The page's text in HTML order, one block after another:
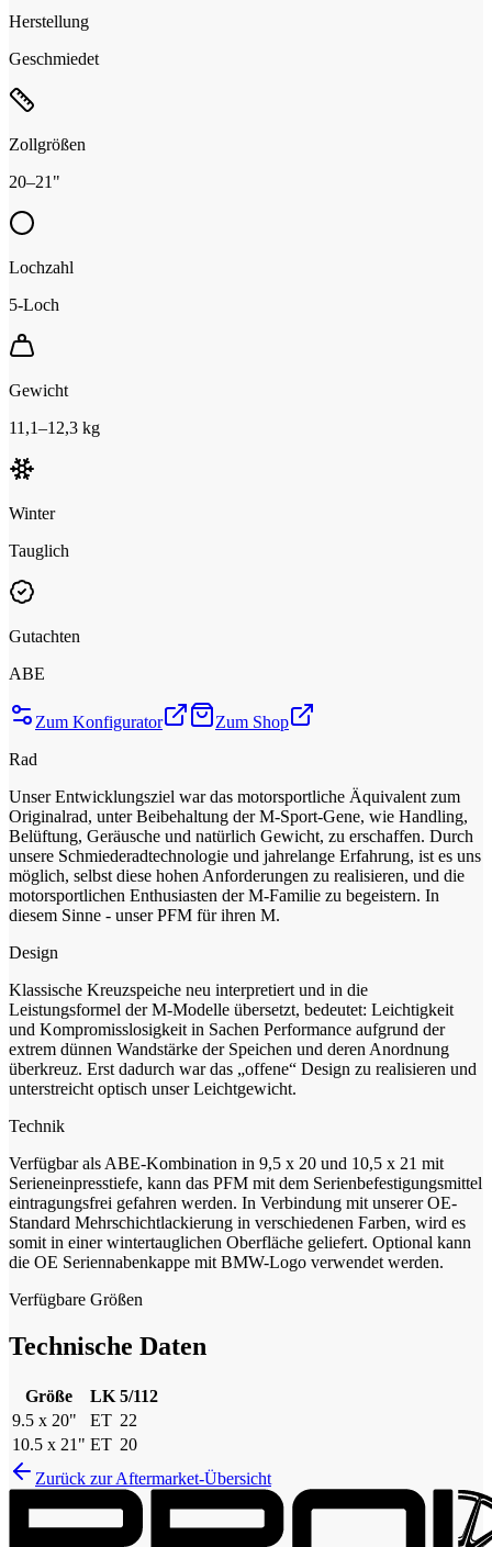
Herstellung
Geschmiedet
Zollgrößen
20–21"
Lochzahl
5-Loch
Gewicht
11,1–12,3 kg
Winter
Tauglich
Gutachten
ABE
Zum Konfigurator
Zum Shop
Rad
Unser Entwicklungsziel war das motorsportliche Äquivalent zum
Originalrad, unter Beibehaltung der M-Sport-Gene, wie Handling,
Belüftung, Geräusche und natürlich Gewicht, zu erschaffen. Durch
unsere Schmiederadtechnologie und jahrelange Erfahrung, ist es uns
möglich, selbst diese hohen Anforderungen zu realisieren, und die
motorsportlichen Enthusiasten der M-Familie zu begeistern. In
diesem Sinne - unser PFM für ihren M.
Design
Klassische Kreuzspeiche neu interpretiert und in die
Leistungsformel der M-Modelle übersetzt, bedeutet: Leichtigkeit
und Kompromisslosigkeit in Sachen Performance aufgrund der
extrem dünnen Wandstärke der Speichen und deren Anordnung
überkreuz. Erst dadurch war das „offene“ Design zu realisieren und
unterstreicht optisch unser Leichtgewicht.
Technik
Verfügbar als ABE-Kombination in 9,5 x 20 und 10,5 x 21 mit
Serieneinpresstiefe, kann das PFM mit dem Serienbefestigungsmittel
eintragungsfrei gefahren werden. In Verbindung mit unserer OE-
Standard Mehrschichtlackierung in verschiedenen Farben, wird es
somit in einer wintertauglichen Oberfläche geliefert. Optional kann
die OE Seriennabenkappe mit BMW-Logo verwendet werden.
Verfügbare Größen
Technische Daten
Größe LK 5/112
9.5 x 20"
ET 22
10.5 x 21" ET 20
Zurück zur Aftermarket-Übersicht